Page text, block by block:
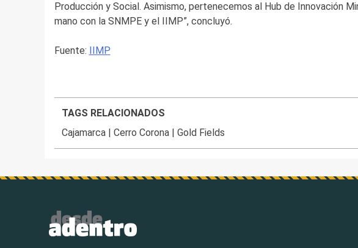
Producción y Social. Asimismo, pertenecemos al Hub de Innovación
mano con la SNMPE y el IIMP”, concluyó.
Fuente: IIMP
TAGS RELACIONADOS
Cajamarca |Cerro Corona |Gold Fields